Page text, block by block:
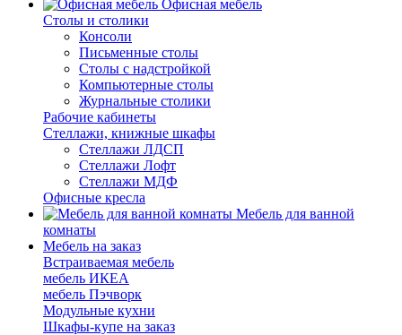
Офисная мебель
Столы и столики
Консоли
Письменные столы
Столы с надстройкой
Компьютерные столы
Журнальные столики
Рабочие кабинеты
Стеллажи, книжные шкафы
Стеллажи ЛДСП
Стеллажи Лофт
Стеллажи МДФ
Офисные кресла
Мебель для ванной
комнаты
Мебель на заказ
Встраиваемая мебель
мебель ИКЕА
мебель Пэчворк
Модульные кухни
Шкафы-купе на заказ